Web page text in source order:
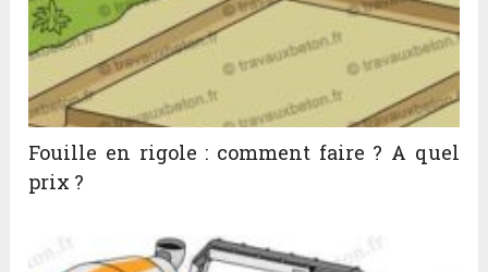
Fouille en rigole : comment faire ? A quel
prix ?